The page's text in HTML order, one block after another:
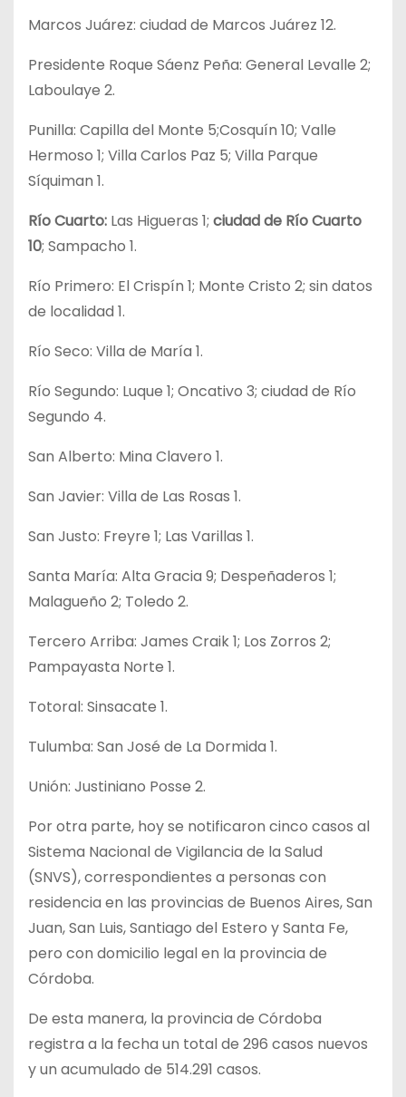
Marcos Juárez: ciudad de Marcos Juárez 12.
Presidente Roque Sáenz Peña: General Levalle 2;
Laboulaye 2.
Punilla: Capilla del Monte 5;Cosquín 10; Valle
Hermoso 1; Villa Carlos Paz 5; Villa Parque
Síquiman 1.
Río Cuarto: Las Higueras 1; ciudad de Río Cuarto
10; Sampacho 1.
Río Primero: El Crispín 1; Monte Cristo 2; sin datos
de localidad 1.
Río Seco: Villa de María 1.
Río Segundo: Luque 1; Oncativo 3; ciudad de Río
Segundo 4.
San Alberto: Mina Clavero 1.
San Javier: Villa de Las Rosas 1.
San Justo: Freyre 1; Las Varillas 1.
Santa María: Alta Gracia 9; Despeñaderos 1;
Malagueño 2; Toledo 2.
Tercero Arriba: James Craik 1; Los Zorros 2;
Pampayasta Norte 1.
Totoral: Sinsacate 1.
Tulumba: San José de La Dormida 1.
Unión: Justiniano Posse 2.
Por otra parte, hoy se notificaron cinco casos al
Sistema Nacional de Vigilancia de la Salud
(SNVS), correspondientes a personas con
residencia en las provincias de Buenos Aires, San
Juan, San Luis, Santiago del Estero y Santa Fe,
pero con domicilio legal en la provincia de
Córdoba.
De esta manera, la provincia de Córdoba
registra a la fecha un total de 296 casos nuevos
y un acumulado de 514.291 casos.